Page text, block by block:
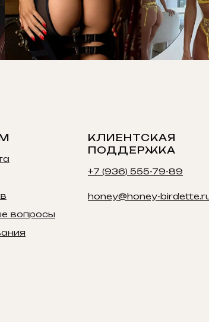
вопросы
КЛИЕНТСКАЯ
ПОДДЕРЖКА
+7 (936) 555-79-89
honey@honey-